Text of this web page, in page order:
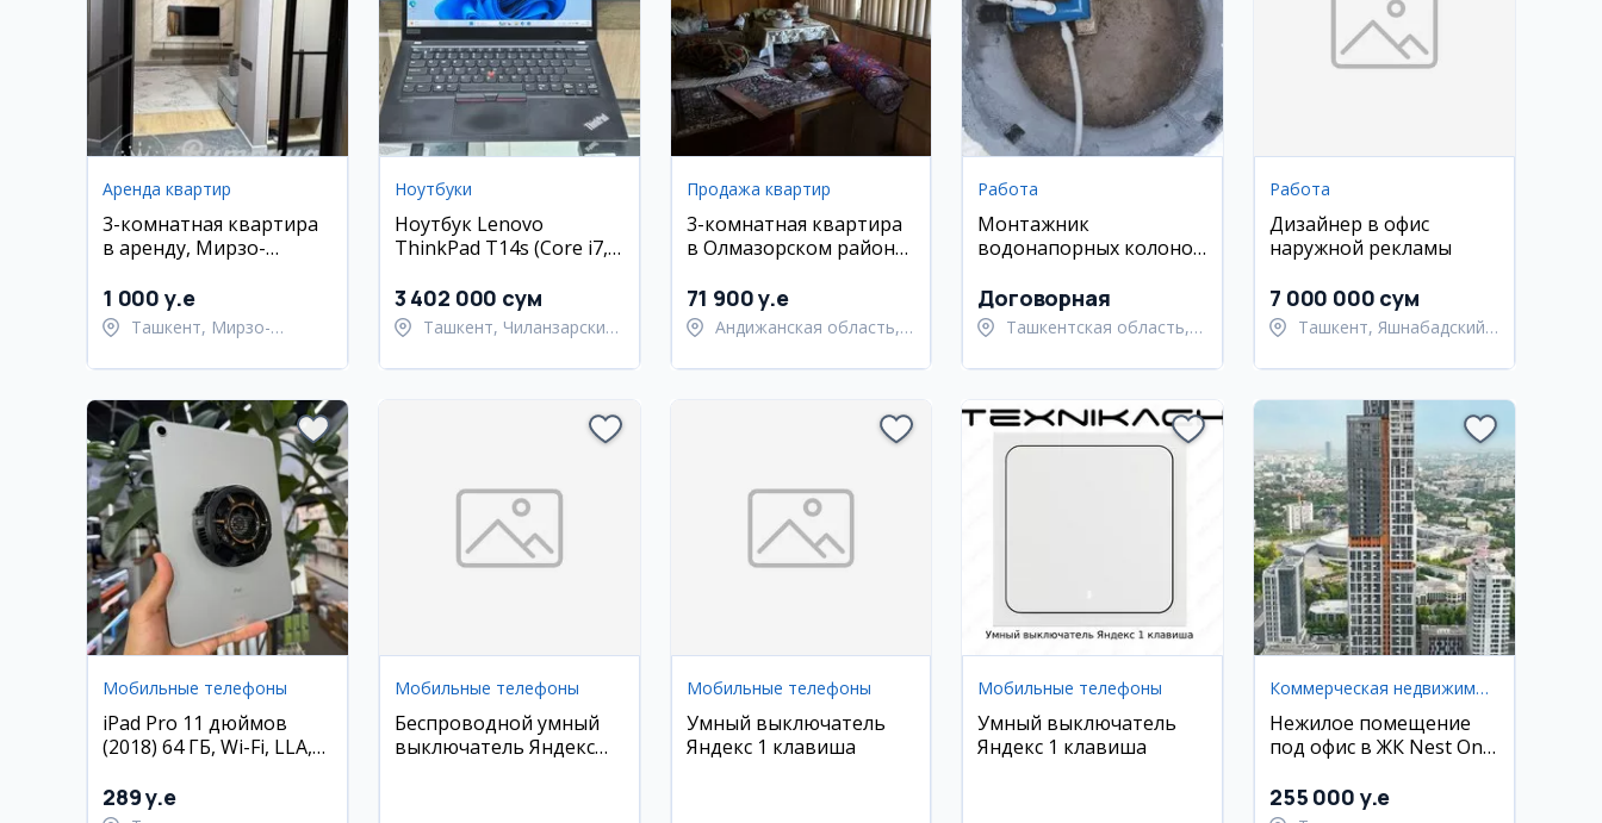
Аренда квартир
3-комнатная квартира
в аренду, Мирзо-
Ташкент
1 000 y.e
Ташкент, Мирзо-
Ноутбуки
Ноутбук Lenovo
ThinkPad T14s (Core i7,
сенсорный экран)
3 402 000 сум
Ташкент, Чиланзарский
Продажа квартир
3-комнатная квартира
в Олмазорском районе,
71 900 y.e
Андижанская область,
Работа
Монтажник
водонапорных колонок
Договорная
Ташкентская область,
Работа
Дизайнер в офис
наружной рекламы
7 000 000 сум
Ташкент, Яшнабадский
Мобильные телефоны
iPad Pro 11 дюймов
(2018) 64 ГБ, Wi-Fi, LLA,
289 y.e
Мобильные телефоны
Беспроводной умный
выключатель Яндекс
Мобильные телефоны
Умный выключатель
Яндекс 1 клавиша
Мобильные телефоны
Умный выключатель
Яндекс 1 клавиша
Коммерческая недвижимость
Нежилое помещение
под офис в ЖК Nest One
56 кв.м
255 000 y.e